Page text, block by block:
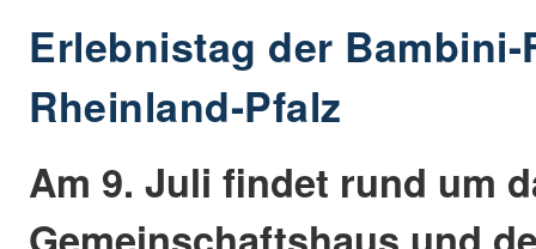
Erlebnistag der
Rheinland-Pfalz
Am 9. Juli findet rund um